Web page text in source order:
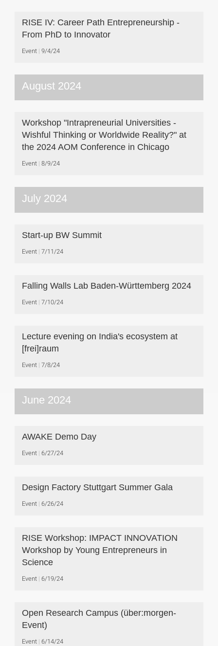
RISE IV: Career Path Entrepreneurship -
From PhD to Innovator
Event 9/4/24
August 2024
Workshop "Intrapreneurial Universities -
Wishful Thinking or Worldwide Reality?" at
the 2024 AOM Conference in Chicago
Event 8/9/24
July 2024
Start-up BW Summit
Event 7/11/24
Falling Walls Lab Baden-Württemberg 2024
Event 7/10/24
Lecture evening on India's ecosystem at
[frei]raum
Event 7/8/24
June 2024
AWAKE Demo Day
Event 6/27/24
Design Factory Stuttgart Summer Gala
Event 6/26/24
RISE Workshop: IMPACT INNOVATION
Workshop by Young Entrepreneurs in
Science
Event 6/19/24
Open Research Campus (über:morgen-
Event)
Event 6/14/24